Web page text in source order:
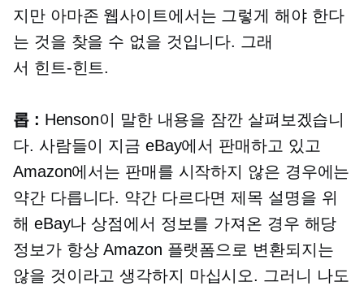
지만 아마존 웹사이트에서는 그렇게 해야 한다
는 것을 찾을 수 없을 것입니다. 그래
서 힌트-힌트.
롭 : Henson이 말한 내용을 잠깐 살펴보겠습니
다. 사람들이 지금 eBay에서 판매하고 있고
Amazon에서는 판매를 시작하지 않은 경우에는
약간 다릅니다. 약간 다르다면 제목 설명을 위
해 eBay나 상점에서 정보를 가져온 경우 해당
정보가 항상 Amazon 플랫폼으로 변환되지는
않을 것이라고 생각하지 마십시오. 그러니 나도